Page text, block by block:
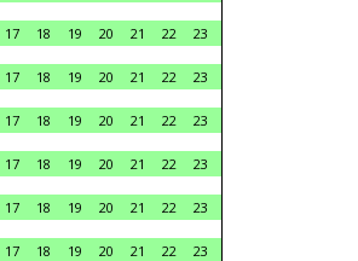
17 18 19 20 21 22
23
17 18 19 20 21 22
23
17 18 19 20 21 22
23
17 18 19 20 21 22
23
17 18 19 20 21 22
23
17 18 19 20 21 22
23